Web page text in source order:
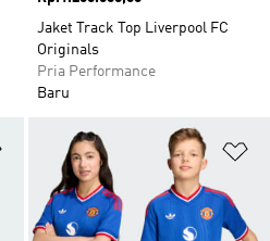
Jaket Track Top Liverpool FC
Originals
Pria Performance
Baru
Tambahkan ke Wishlist